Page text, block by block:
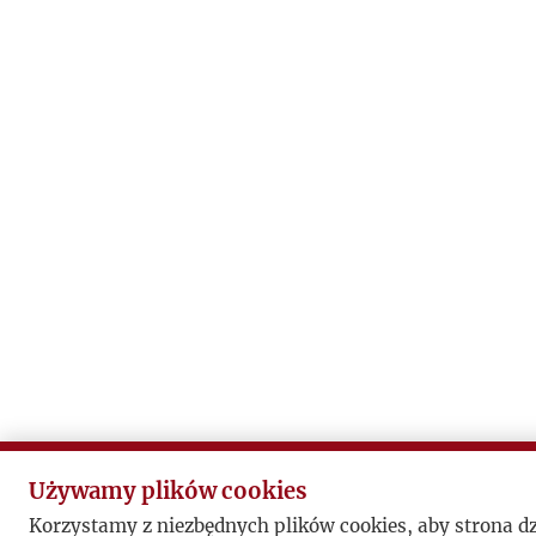
Używamy plików cookies
Korzystamy z niezbędnych plików cookies, aby strona